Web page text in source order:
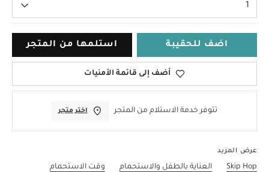
1
اضف للحقيبة استلمها من المتجر
أضف إلى قائمة الأمنيات
تتوفر خدمة الاستلام من المتجر اختر متجر
عرض المزيد
Skip Hop العناية بالطفل والاستحمام
وقت الاستحمام